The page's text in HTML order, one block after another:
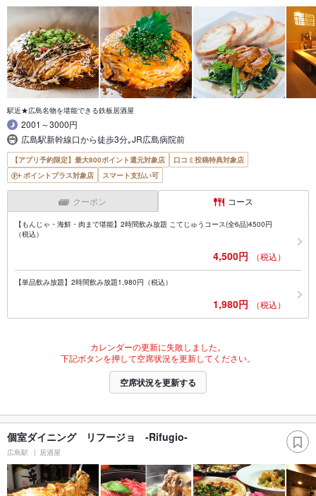
駅近★広島名物を堪能できる鉄板居酒屋
2001～3000円
広島駅新幹線口から徒歩3分｡JR広島病院前
【アプリ予約限定】最大800ポイント還元対象店
口コミ投稿特典対象店
ポイントプラス対象店
スマート支払い可
クーポン コース
【もんじゃ・海鮮・肉まで堪能】2時間飲み放題 こてじゅうコース(全6品)4500円
（税込）
4,500円 （税込）
【単品飲み放題】2時間飲み放題1,980円（税込）
1,980円 （税込）
カレンダーの更新に失敗しました。
下記ボタンを押して空席状況を更新してください。
空席状況を更新する
個室ダイニング リフージョ -Rifugio-
広島駅 居酒屋